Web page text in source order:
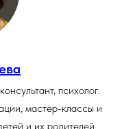
психолог.
мастер-классы и
и их родителей.